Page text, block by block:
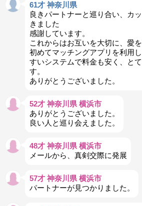
61才 神奈川県
良きパートナーと巡り合い、カ
きました
感謝しています。
これからはお互いを大切に、愛
初めてマッチングアプリを利用
すいシステムで料金も安く、と
す。
ありがとうございました。
52才 神奈川県 横浜市
ありがとうございました。
良い人と巡り会えました。
48才 神奈川県 横浜市
メールから、真剣交際に発展
57才 神奈川県 横浜市
パートナーが見つかりました。